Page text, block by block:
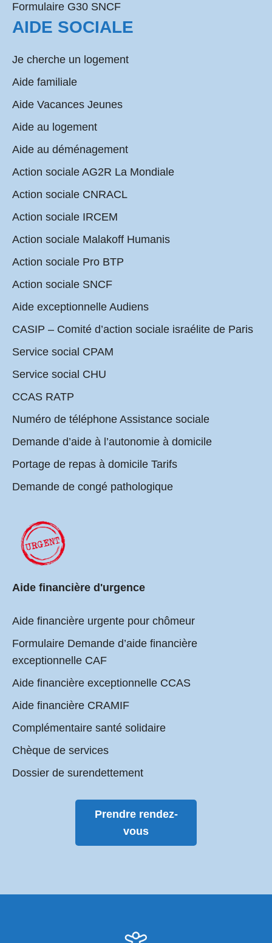
Formulaire G30 SNCF
AIDE SOCIALE
Je cherche un logement
Aide familiale
Aide Vacances Jeunes
Aide au logement
Aide au déménagement
Action sociale AG2R La Mondiale
Action sociale CNRACL
Action sociale IRCEM
Action sociale Malakoff Humanis
Action sociale Pro BTP
Action sociale SNCF
Aide exceptionnelle Audiens
CASIP – Comité d’action sociale israélite de Paris
Service social CPAM
Service social CHU
CCAS RATP
Numéro de téléphone Assistance sociale
Demande d’aide à l’autonomie à domicile
Portage de repas à domicile Tarifs
Demande de congé pathologique
Aide financière d'urgence
Aide financière urgente pour chômeur
Formulaire Demande d’aide financière
exceptionnelle CAF
Aide financière exceptionnelle CCAS
Aide financière CRAMIF
Complémentaire santé solidaire
Chèque de services
Dossier de surendettement
Prendre rendez-
vous